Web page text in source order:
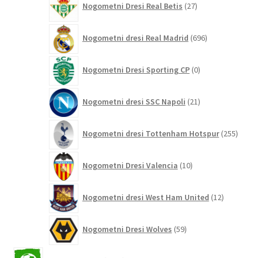
Nogometni Dresi Real Betis 27izdelkov
Nogometni dresi Real Madrid 696izdelkov
Nogometni Dresi Sporting CP 0izdelkov
Nogometni dresi SSC Napoli 21izdelkov
Nogometni dresi Tottenham Hotspur 255
Nogometni Dresi Valencia 10izdelkov
Nogometni dresi West Ham United 12izdelkov
Nogometni Dresi Wolves 59izdelkov